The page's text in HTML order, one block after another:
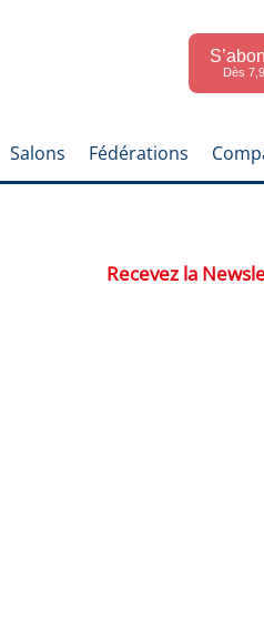
Dès
Salons Fédérations
Recevez la